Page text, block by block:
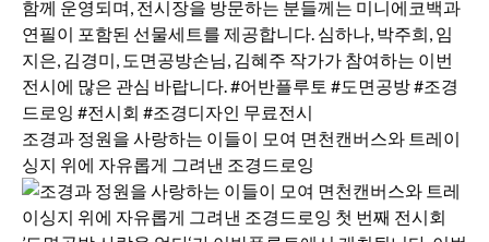
조경과 정원을 사랑하는 이들이 모여 면천캔버스와 트레이
싱지 위에 자유롭게 그려낸 조경드로잉